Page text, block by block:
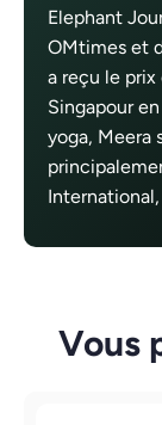
Elephant
OMtimes et
a reçu le
Singapour
yoga, Meera
Vous